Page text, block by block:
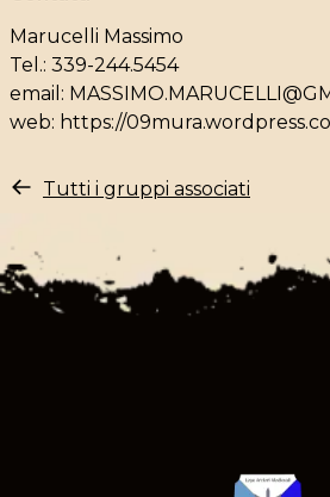
Marucelli Massimo
Tel.: 339-244.5454
email:
web: https://
Tutti i gruppi associati